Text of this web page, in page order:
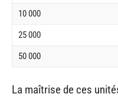
10 000
25 000
50 000
La maîtrise de ces